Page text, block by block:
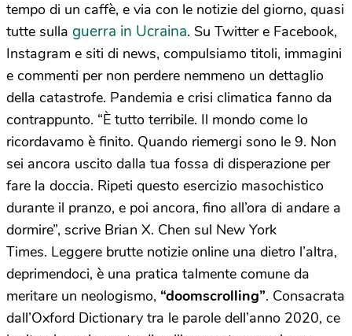
tempo di un caffè, e via con le notizie del giorno, quasi
tutte sulla guerra in Ucraina. Su Twitter e Facebook,
Instagram e siti di news, compulsiamo titoli, immagini
e commenti per non perdere nemmeno un dettaglio
della catastrofe. Pandemia e crisi climatica fanno da
contrappunto. “È tutto terribile. Il mondo come lo
ricordavamo è finito. Quando riemergi sono le 9. Non
sei ancora uscito dalla tua fossa di disperazione per
fare la doccia. Ripeti questo esercizio masochistico
durante il pranzo, e poi ancora, fino all’ora di andare a
dormire”, scrive Brian X. Chen sul New York
Times. Leggere brutte notizie online una dietro l’altra,
deprimendoci, è una pratica talmente comune da
meritare un neologismo, “doomscrolling”. Consacrata
dall’Oxford Dictionary tra le parole dell’anno 2020, ce